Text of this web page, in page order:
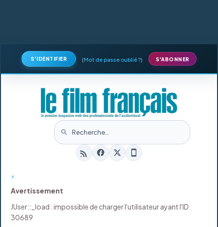
S'IDENTIFIER (Mot de passe oublié ?) S'ABONNER
×
Avertissement
JUser::_load : impossible de charger l'utilisateur ayant l'ID
30689